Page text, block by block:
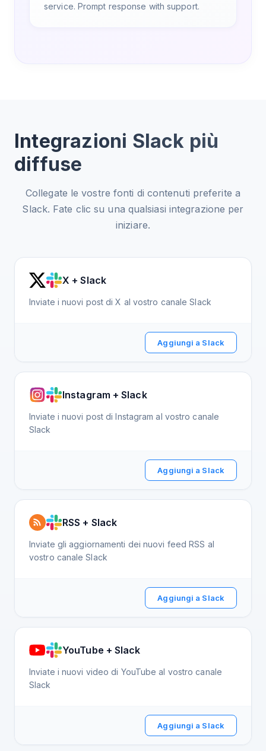
service. Prompt response with support.
Integrazioni Slack più
diffuse
Collegate le vostre fonti di contenuti preferite a
Slack. Fate clic su una qualsiasi integrazione per
iniziare.
X + Slack
Inviate i nuovi post di X al vostro canale Slack
Aggiungi a Slack
Instagram + Slack
Inviate i nuovi post di Instagram al vostro canale
Slack
Aggiungi a Slack
RSS + Slack
Inviate gli aggiornamenti dei nuovi feed RSS al
vostro canale Slack
Aggiungi a Slack
YouTube + Slack
Inviate i nuovi video di YouTube al vostro canale
Slack
Aggiungi a Slack